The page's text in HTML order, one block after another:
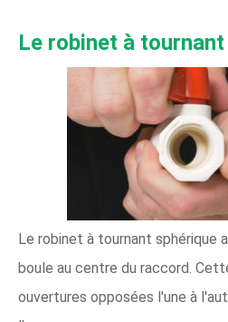
Le robinet à
Le robinet à tournant sphérique
boule au centre du raccord.
ouvertures opposées l'une à